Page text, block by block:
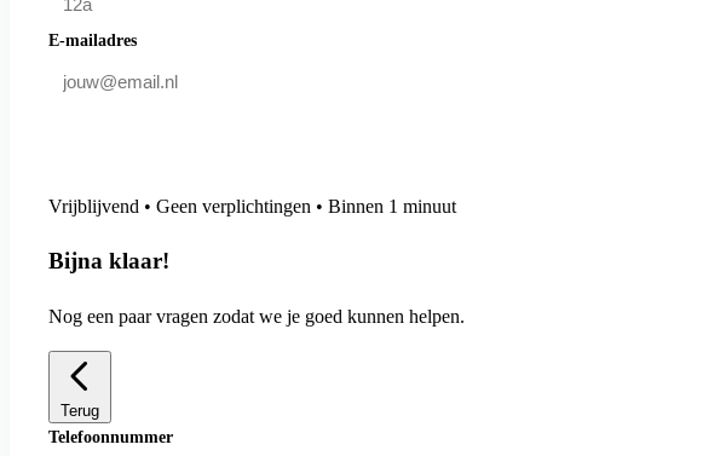
E-mailadres
Vrijblijvend • Geen verplichtingen • Binnen 1 minuut
Bijna klaar!
Nog een paar vragen zodat we je goed kunnen helpen.
Terug
Telefoonnummer